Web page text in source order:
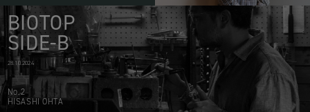
BIOTOP
SIDE-B
28.10.2024
No.2
HISASHI OHTA